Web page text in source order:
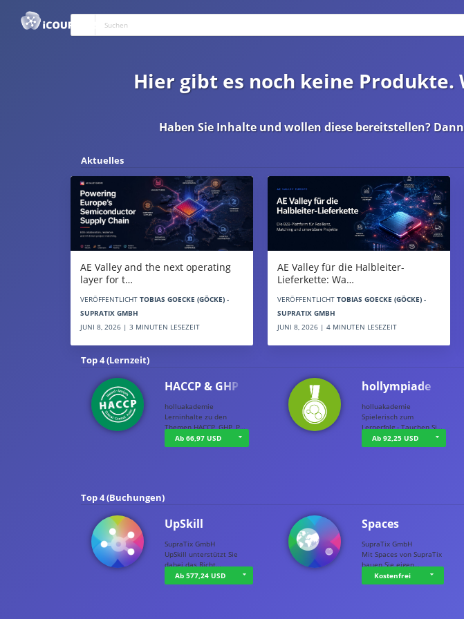
Hier gibt es noch keine
Haben Sie Inhalte und wollen diese bereitstellen?
Aktuelles
AE Valley and the next operating
layer for t…
VERÖFFENTLICHT TOBIAS GOECKE (GÖCKE) -
SUPRATIX GMBH
JUNI 8, 2026 | 3 MINUTEN LESEZEIT
AE Valley für die Halbleiter-
Lieferkette: Wa…
VERÖFFENTLICHT TOBIAS GOECKE (GÖCKE) -
SUPRATIX GMBH
JUNI 8, 2026 | 4 MINUTEN LESEZEIT
Top 4 (Lernzeit)
HACCP & GHP
holluakademie
Lerninhalte zu den
Themen HACCP, GHP, P…
Ab 66,97 USD
hollympiade
holluakademie
Spielerisch zum
Lernerfolg - Tauchen Si…
Ab 92,25 USD
Top 4 (Buchungen)
UpSkill
SupraTix GmbH
UpSkill unterstützt Sie
dabei das Richt…
Ab 577,24 USD
Spaces
SupraTix GmbH
Mit Spaces von SupraTix
bauen Sie eigen…
Kostenfrei